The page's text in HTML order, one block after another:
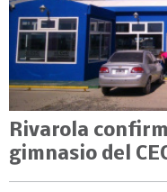
Rivarola
gimnasio del